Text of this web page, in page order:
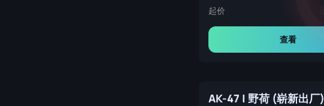
起价
查看
AK-47 | 野荷 (崭新出厂)